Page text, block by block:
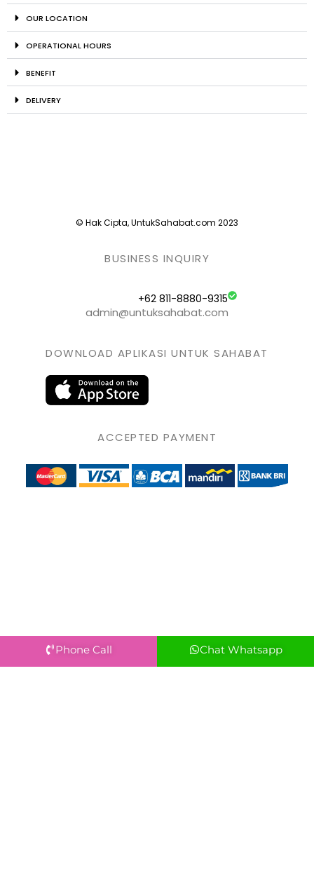
OUR LOCATION
OPERATIONAL HOURS
BENEFIT
DELIVERY
© Hak Cipta, UntukSahabat.com 2023
BUSINESS INQUIRY
+62 811-8880-9315
admin@untuksahabat.com
DOWNLOAD APLIKASI UNTUK SAHABAT
ACCEPTED PAYMENT
Phone Call Chat Whatsapp